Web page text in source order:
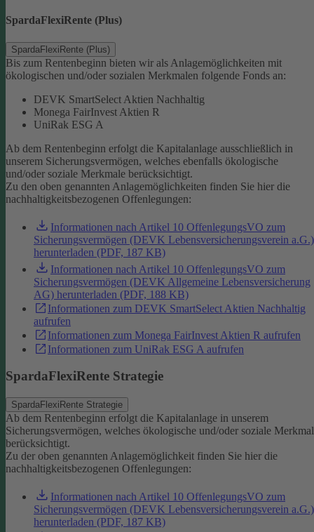
SpardaFlexiRente (Plus)
SpardaFlexiRente (Plus)
Bis zum Rentenbeginn bieten wir als Anlagemöglichkeiten mit
ökologischen und/oder sozialen Merkmalen folgende Fonds an:
DEVK SmartSelect Aktien Nachhaltig
Monega FairInvest Aktien R
UniRak ESG A
Ab dem Rentenbeginn erfolgt die Kapitalanlage ausschließlich in
unserem Sicherungsvermögen, welches ebenfalls ökologische
und/oder soziale Merkmale berücksichtigt.
Zu den oben genannten Anlagemöglichkeiten finden Sie hier die
nachhaltigkeitsbezogenen Offenlegungen:
Informationen nach Artikel 10 OffenlegungsVO zum
Sicherungsvermögen (DEVK Lebensversicherungsverein a.G.)
herunterladen (PDF, 187 KB)
Informationen nach Artikel 10 OffenlegungsVO zum
Sicherungsvermögen (DEVK Allgemeine Lebensversicherung
AG) herunterladen (PDF, 188 KB)
Informationen zum DEVK SmartSelect Aktien Nachhaltig
aufrufen
Informationen zum Monega FairInvest Aktien R aufrufen
Informationen zum UniRak ESG A aufrufen
SpardaFlexiRente Strategie
SpardaFlexiRente Strategie
Ab dem Rentenbeginn erfolgt die Kapitalanlage in unserem
Sicherungsvermögen, welches ökologische und/oder soziale
berücksichtigt.
Zu der oben genannten Anlagemöglichkeit finden Sie hier die
nachhaltigkeitsbezogenen Offenlegungen:
Informationen nach Artikel 10 OffenlegungsVO zum
Sicherungsvermögen (DEVK Lebensversicherungsverein a.G.)
herunterladen (PDF, 187 KB)